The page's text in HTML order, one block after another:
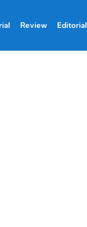
Review Editorial